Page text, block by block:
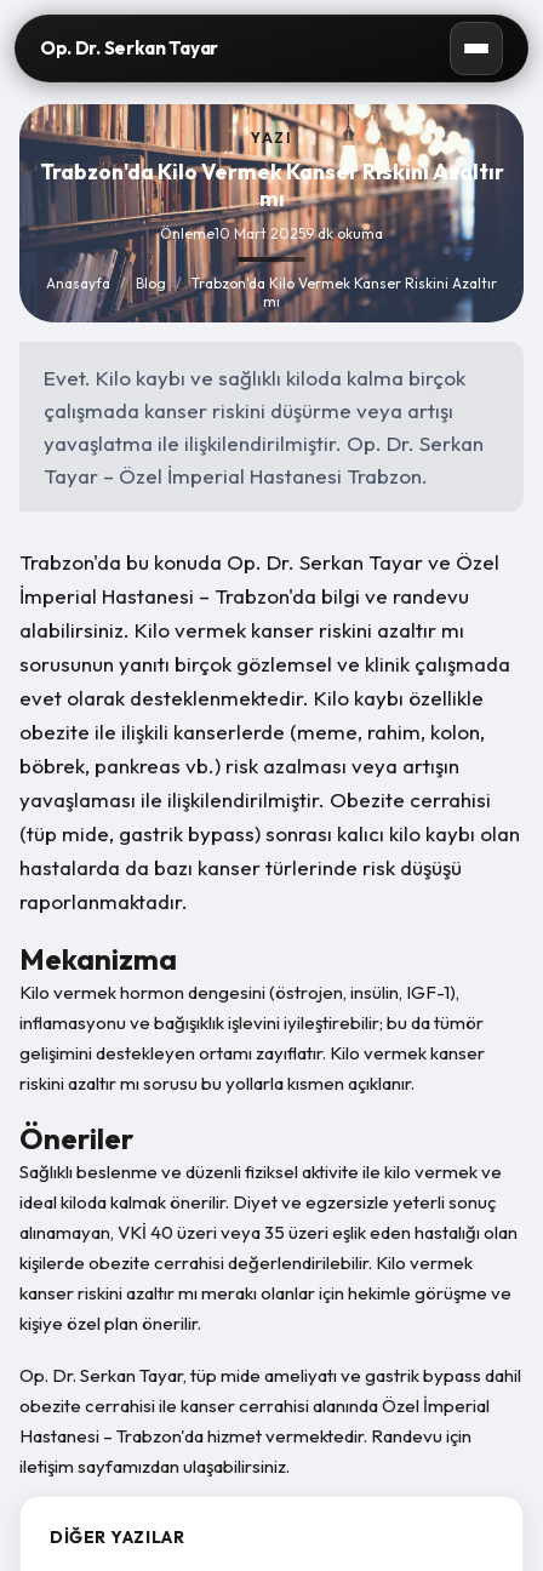
Op. Dr. Serkan Tayar
YAZI
Trabzon'da Kilo Vermek Kanser Riskini Azaltır
mı
Önleme10 Mart 20259 dk okuma
Anasayfa / Blog / Trabzon'da Kilo Vermek Kanser Riskini Azaltır
mı
DIĞER YAZILAR
Evet. Kilo kaybı ve sağlıklı kiloda kalma birçok
çalışmada kanser riskini düşürme veya artışı
yavaşlatma ile ilişkilendirilmiştir. Op. Dr. Serkan
Tayar – Özel İmperial Hastanesi Trabzon.
Trabzon'da bu konuda Op. Dr. Serkan Tayar ve Özel
İmperial Hastanesi – Trabzon'da bilgi ve randevu
alabilirsiniz. Kilo vermek kanser riskini azaltır mı
sorusunun yanıtı birçok gözlemsel ve klinik çalışmada
evet olarak desteklenmektedir. Kilo kaybı özellikle
obezite ile ilişkili kanserlerde (meme, rahim, kolon,
böbrek, pankreas vb.) risk azalması veya artışın
yavaşlaması ile ilişkilendirilmiştir. Obezite cerrahisi
(tüp mide, gastrik bypass) sonrası kalıcı kilo kaybı olan
hastalarda da bazı kanser türlerinde risk düşüşü
raporlanmaktadır.
Mekanizma
Kilo vermek hormon dengesini (östrojen, insülin, IGF-1),
inflamasyonu ve bağışıklık işlevini iyileştirebilir; bu da tümör
gelişimini destekleyen ortamı zayıflatır. Kilo vermek kanser
riskini azaltır mı sorusu bu yollarla kısmen açıklanır.
Öneriler
Sağlıklı beslenme ve düzenli fiziksel aktivite ile kilo vermek ve
ideal kiloda kalmak önerilir. Diyet ve egzersizle yeterli sonuç
alınamayan, VKİ 40 üzeri veya 35 üzeri eşlik eden hastalığı olan
kişilerde obezite cerrahisi değerlendirilebilir. Kilo vermek
kanser riskini azaltır mı merakı olanlar için hekimle görüşme ve
kişiye özel plan önerilir.
Op. Dr. Serkan Tayar, tüp mide ameliyatı ve gastrik bypass dahil
obezite cerrahisi ile kanser cerrahisi alanında Özel İmperial
Hastanesi – Trabzon'da hizmet vermektedir. Randevu için
iletişim sayfamızdan ulaşabilirsiniz.